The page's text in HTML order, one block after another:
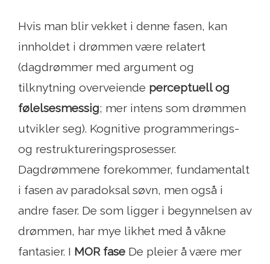
Hvis man blir vekket i denne fasen, kan
innholdet i drømmen være relatert
(dagdrømmer med argument og
tilknytning overveiende perceptuell og
følelsesmessig; mer intens som drømmen
utvikler seg). Kognitive programmerings-
og restruktureringsprosesser.
Dagdrømmene forekommer, fundamentalt
i fasen av paradoksal søvn, men også i
andre faser. De som ligger i begynnelsen av
drømmen, har mye likhet med å våkne
fantasier. I MOR fase De pleier å være mer